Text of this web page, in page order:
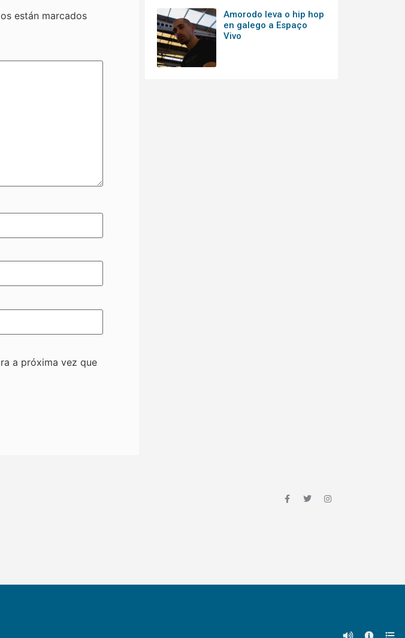
están marcados
a próxima vez que
Amorodo leva o hip hop
en galego a Espaço
Vivo